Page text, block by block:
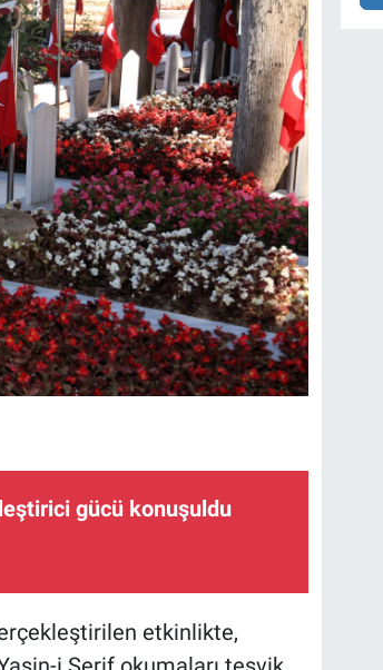
gücü konuşuldu
etkinlikte,